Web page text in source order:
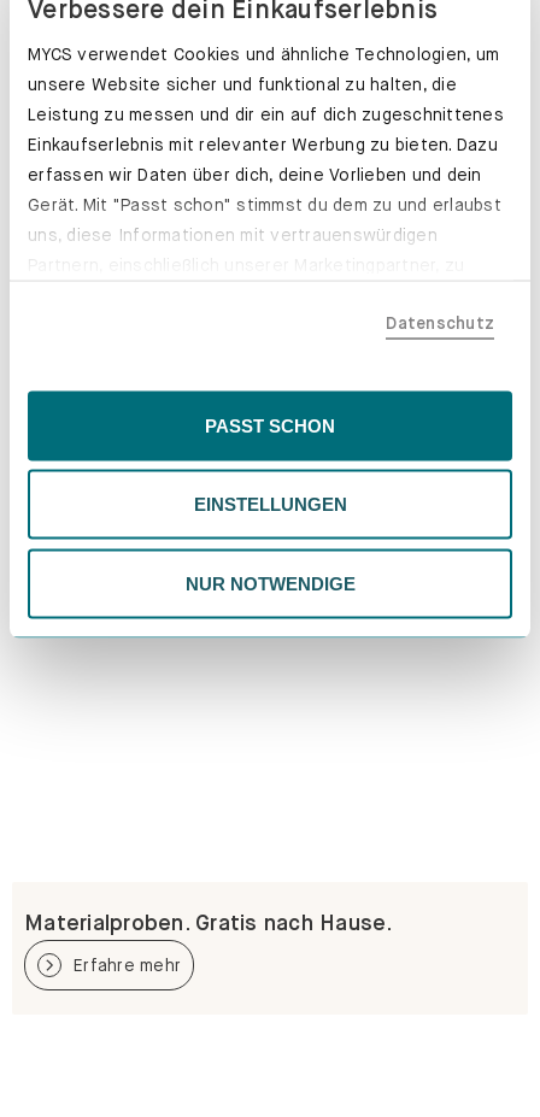
Verbessere dein Einkaufserlebnis
MYCS verwendet Cookies und ähnliche Technologien, um
unsere Website sicher und funktional zu halten, die
Leistung zu messen und dir ein auf dich zugeschnittenes
Einkaufserlebnis mit relevanter Werbung zu bieten. Dazu
erfassen wir Daten über dich, deine Vorlieben und dein
Gerät. Mit "Passt schon" stimmst du dem zu und erlaubst
uns, diese Informationen mit vertrauenswürdigen
der EU, beispielsweise in den USA, verarbeitet werden
Inhalte eingeschränkt sein könnten. Wähle
deiner Präferenzen. Du kannst deine Wahl jederzeit
ändern. Weitere Informationen findest du in unserer
Datenschutzrichtlinie.
Datenschutz
PASST SCHON
EINSTELLUNGEN
NUR NOTWENDIGE
Schubladenkästen. Stabil mit Stil.
Materialproben. Gratis nach Hause.
Erfahre mehr